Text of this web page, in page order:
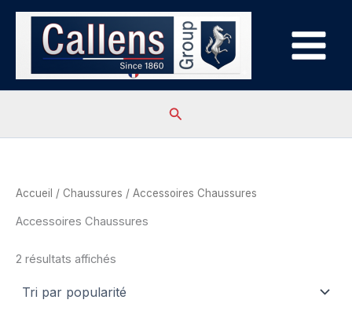
Aller
Rechercher
Accueil / Chaussures / Accessoires Chaussures
Accessoires Chaussures
2 résultats affichés